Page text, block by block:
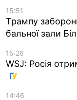
15:51
Трампу
бальної зали
15:26
WSJ: Росія
14:46